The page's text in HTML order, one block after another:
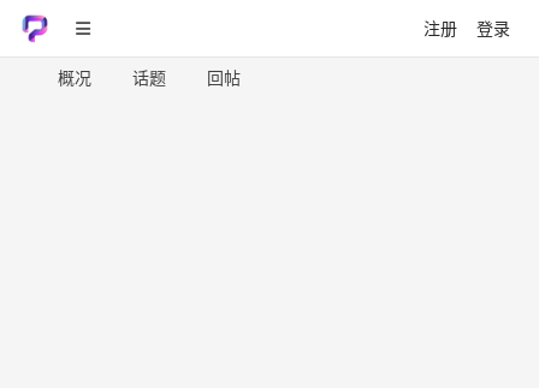
注册 登录
概况 话题 回帖